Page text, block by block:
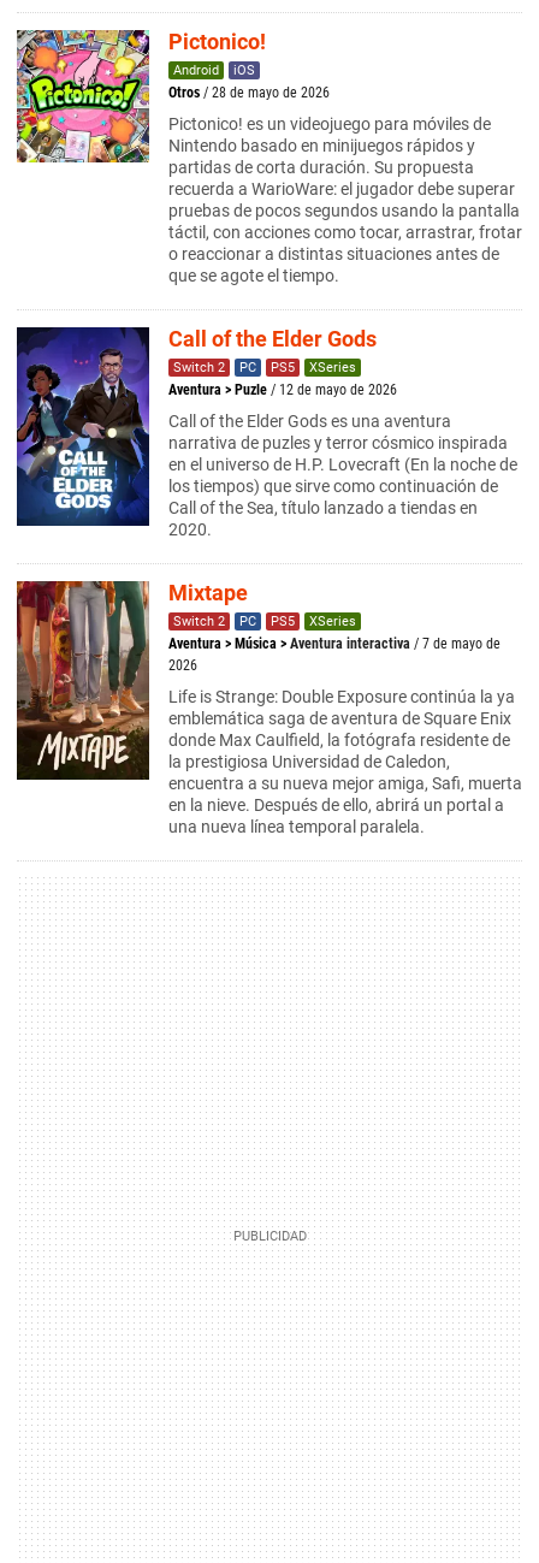
Pictonico!
Android iOS
Otros / 28 de mayo de 2026
Pictonico! es un videojuego para móviles de
Nintendo basado en minijuegos rápidos y
partidas de corta duración. Su propuesta
recuerda a WarioWare: el jugador debe superar
pruebas de pocos segundos usando la pantalla
táctil, con acciones como tocar, arrastrar, frotar
o reaccionar a distintas situaciones antes de
que se agote el tiempo.
Call of the Elder Gods
Switch 2 PC PS5 XSeries
Aventura > Puzle / 12 de mayo de 2026
Call of the Elder Gods es una aventura
narrativa de puzles y terror cósmico inspirada
en el universo de H.P. Lovecraft (En la noche de
los tiempos) que sirve como continuación de
Call of the Sea, título lanzado a tiendas en
2020.
Mixtape
Switch 2 PC PS5 XSeries
Aventura > Música > Aventura interactiva / 7 de mayo de
2026
Life is Strange: Double Exposure continúa la ya
emblemática saga de aventura de Square Enix
donde Max Caulfield, la fotógrafa residente de
la prestigiosa Universidad de Caledon,
encuentra a su nueva mejor amiga, Safi, muerta
en la nieve. Después de ello, abrirá un portal a
una nueva línea temporal paralela.